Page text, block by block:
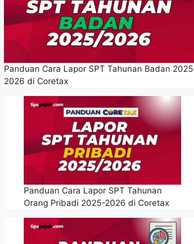
Panduan Cara Lapor SPT Tahunan Badan
2026 di Coretax
Panduan Cara Lapor SPT Tahunan
Orang Pribadi 2025-2026 di Coretax